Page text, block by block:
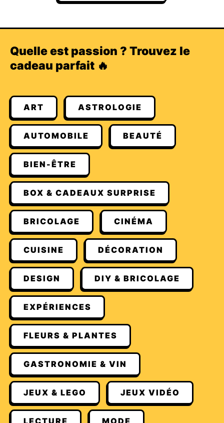
Quelle est passion ? Trouvez le
cadeau parfait 🔥
ART ASTROLOGIE
AUTOMOBILE BEAUTÉ
BIEN-ÊTRE
BOX & CADEAUX SURPRISE
BRICOLAGE CINÉMA
CUISINE DÉCORATION
DESIGN DIY & BRICOLAGE
EXPÉRIENCES
FLEURS & PLANTES
GASTRONOMIE & VIN
JEUX & LEGO JEUX VIDÉO